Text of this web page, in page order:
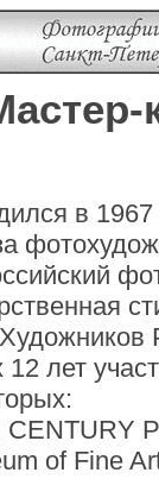
в 1967
12 лет
of Fine